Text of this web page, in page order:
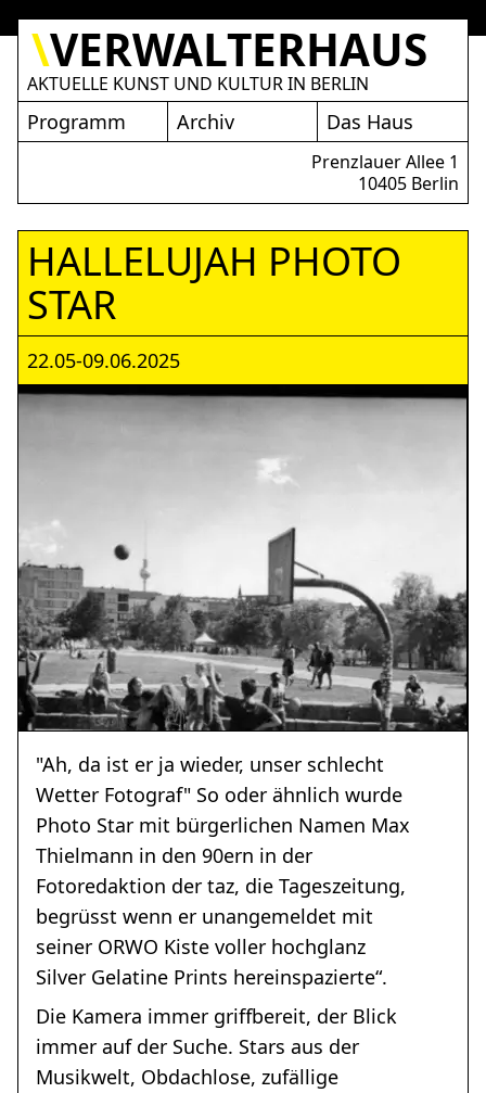
\VERWALTERHAUS
AKTUELLE KUNST UND KULTUR IN BERLIN
Programm Archiv Das Haus
Prenzlauer Allee 1
10405 Berlin
HALLELUJAH PHOTO
STAR
HALLELUJAH PHOTO STAR
22.05-09.06.2025
"Ah, da ist er ja wieder, unser schlecht
Wetter Fotograf" So oder ähnlich wurde
Photo Star mit bürgerlichen Namen Max
Thielmann in den 90ern in der
Fotoredaktion der taz, die Tageszeitung,
begrüsst wenn er unangemeldet mit
seiner ORWO Kiste voller hochglanz
Silver Gelatine Prints hereinspazierte“.
Die Kamera immer griffbereit, der Blick
immer auf der Suche. Stars aus der
Musikwelt, Obdachlose, zufällige